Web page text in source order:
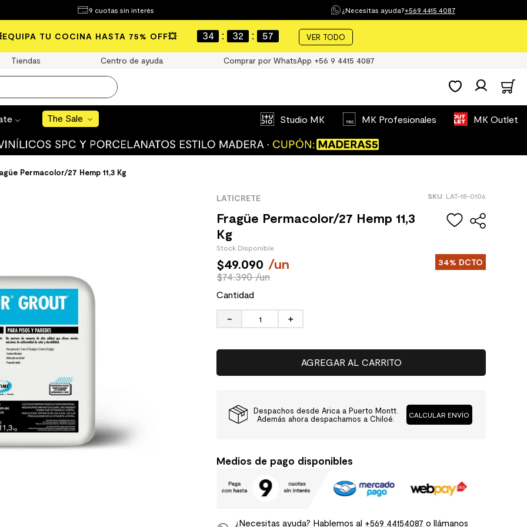
9 cuotas sin interés ¿Necesitas ayuda?+569 4415 4087
TU COCINA HASTA 75% OFF💥 34 : 32 : 57 VER TODO
Tiendas Centro de ayuda Comprar por WhatsApp +56 9 4415 4087
The Sale Studio MK MK Profesionales MK Outlet
Sale
¿Qué estás buscando?
Permacolor/27 Hemp 11,3 Kg
LATICRETE : LAT-18-0106
Fragüe Permacolor/27 Hemp 11,3
Kg
Stock Disponible
$49.090 /un 34% DCTO
$74.390 /un
Cantidad
＋
－
AGREGAR AL CARRITO
Despachos desde Arica a Puerto Montt.
Además ahora despachamos a Chiloé.
CALCULAR ENVÍO
Medios de pago disponibles
¿Necesitas ayuda? Hablemos al +569 44154087 o llámanos